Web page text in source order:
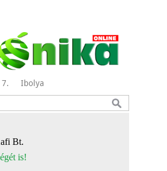
7. Ibolya
Bt.
is!
játéka a
ellen?